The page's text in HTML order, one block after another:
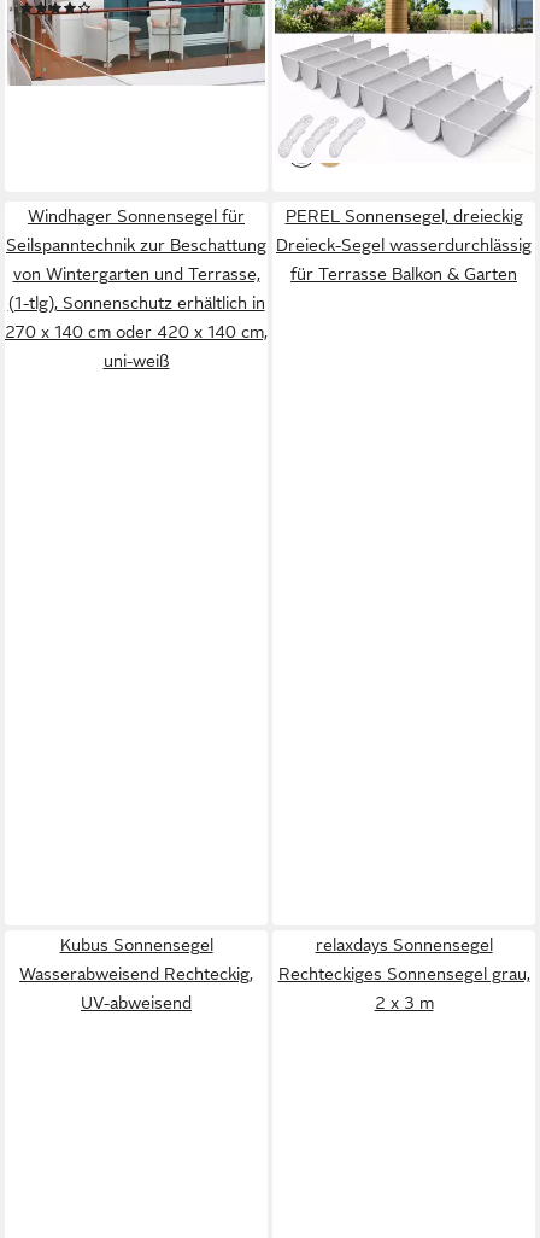
(4)
49,95 €
lieferbar - in 2-3 Werktagen bei dir
einziehbar, Reißfest,
Verstellbare Pergola-Markise
für Terrasse, Garten & Balkon,
Sand
ab 42,99 € UVP 62,99 €
-32%
lieferbar - in 3-4 Werktagen bei dir
Windhager Sonnensegel für
Seilspanntechnik zur Beschattung
von Wintergarten und Terrasse,
(1-tlg), Sonnenschutz erhältlich in
270 x 140 cm oder 420 x 140 cm,
uni-weiß
PEREL Sonnensegel, dreieckig
Dreieck-Segel wasserdurchlässig
für Terrasse Balkon & Garten
Kubus Sonnensegel
Wasserabweisend Rechteckig,
UV-abweisend
relaxdays Sonnensegel
Rechteckiges Sonnensegel grau,
2 x 3 m